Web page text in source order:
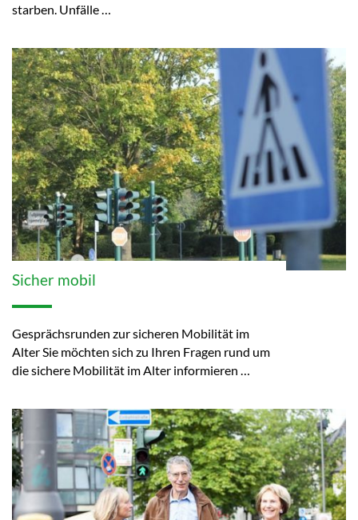
starben. Unfälle …
Sicher mobil
Gesprächsrunden zur sicheren Mobilität im
Alter Sie möchten sich zu Ihren Fragen rund um
die sichere Mobilität im Alter informieren …